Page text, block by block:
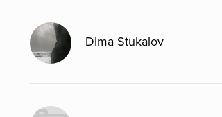
Dima Stukalov